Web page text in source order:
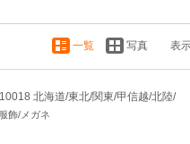
一覧 写真 表
北海道/東北/関東/甲信越/北陸/
飾/メガネ